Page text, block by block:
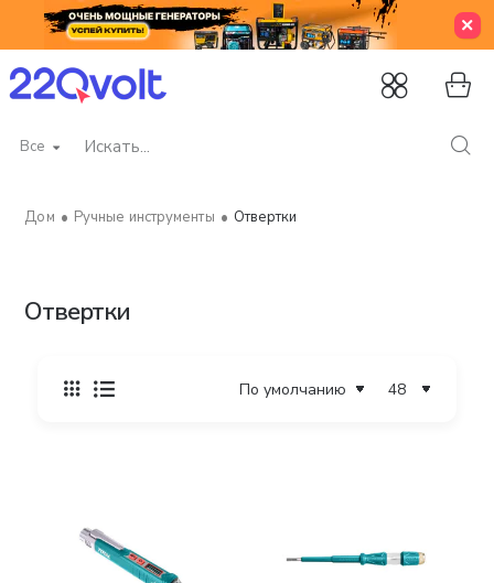
Все
Искать...
Отвертки
Ручные инструменты Отвертки